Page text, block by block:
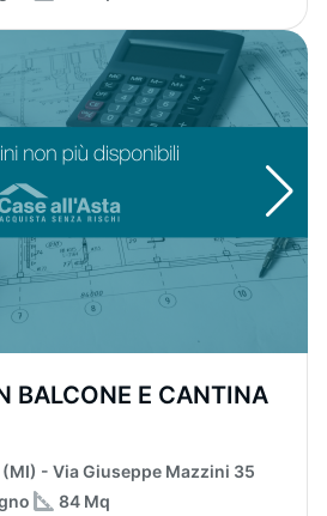
BALCONE E CANTINA
- Via Giuseppe Mazzini 35
84 Mq